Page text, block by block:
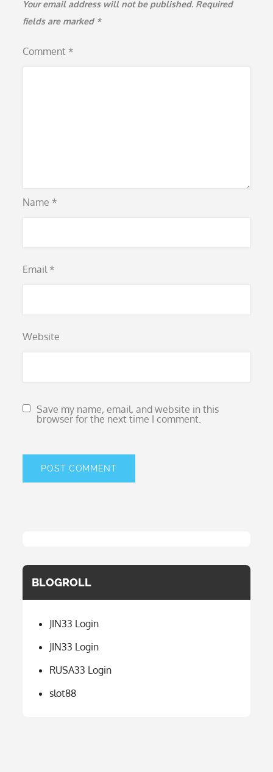
Your email address will not be published. Required
fields are marked *
Comment *
Name *
Email *
Website
Save my name, email, and website in this
browser for the next time I comment.
BLOGROLL
JIN33 Login
JIN33 Login
RUSA33 Login
slot88